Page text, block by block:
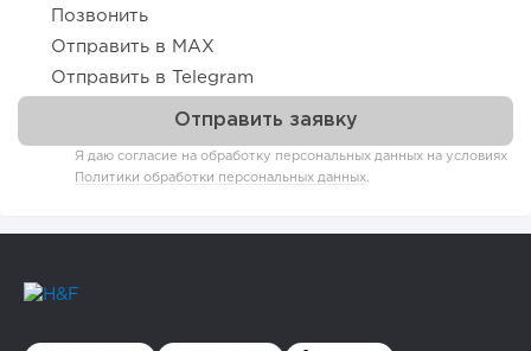
Позвонить
Отправить в MAX
Отправить в Telegram
Я даю согласие на обработку персональных данных на условиях
Политики обработки персональных данных.